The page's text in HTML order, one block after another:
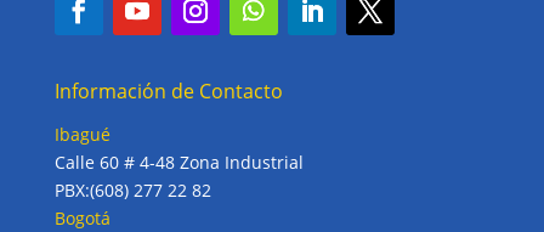
Información de Contacto
Ibagué
Calle 60 # 4-48 Zona Industrial
PBX:(608) 277 22 82
Bogotá